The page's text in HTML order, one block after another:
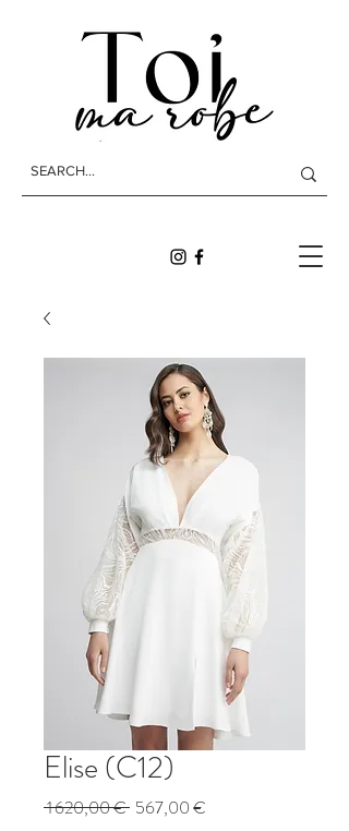
Elise (C12)
1 620,00 € Prix
567,00 €